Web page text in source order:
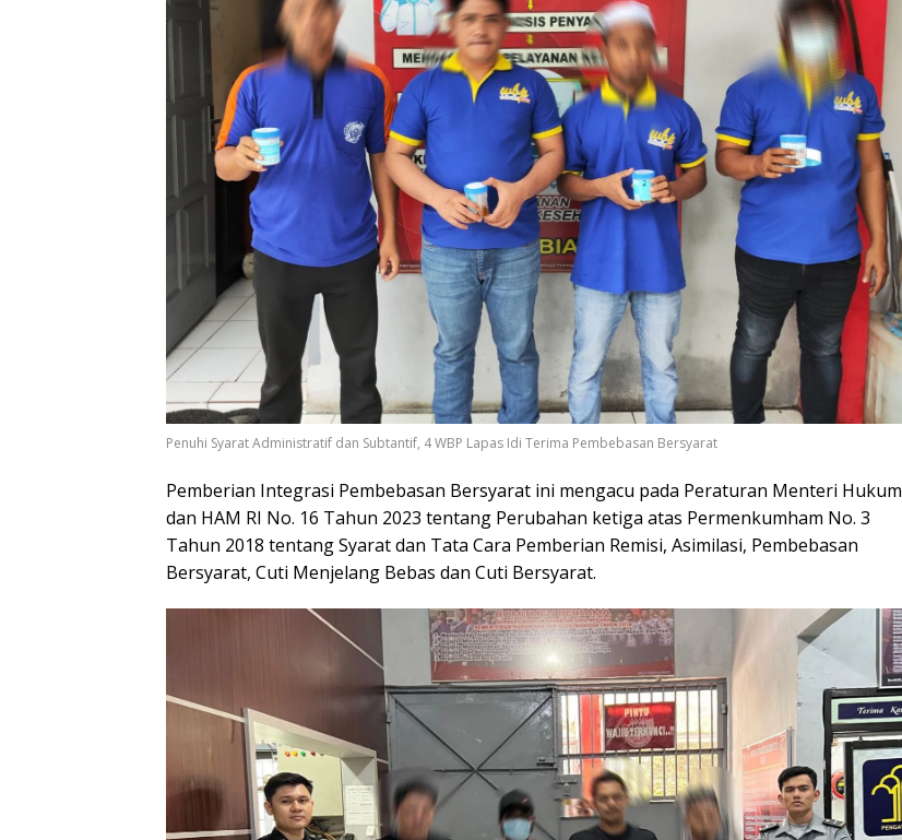
Penuhi Syarat Administratif dan Subtantif, 4 WBP Lapas Idi Terima Pembebasan Bersyarat
Pemberian Integrasi Pembebasan Bersyarat ini mengacu pada Peraturan Menteri Hukum
dan HAM RI No. 16 Tahun 2023 tentang Perubahan ketiga atas Permenkumham No. 3
Tahun 2018 tentang Syarat dan Tata Cara Pemberian Remisi, Asimilasi, Pembebasan
Bersyarat, Cuti Menjelang Bebas dan Cuti Bersyarat.